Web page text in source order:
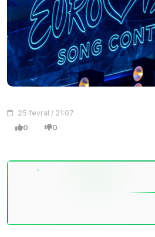
25 fevral / 21:07
0 0